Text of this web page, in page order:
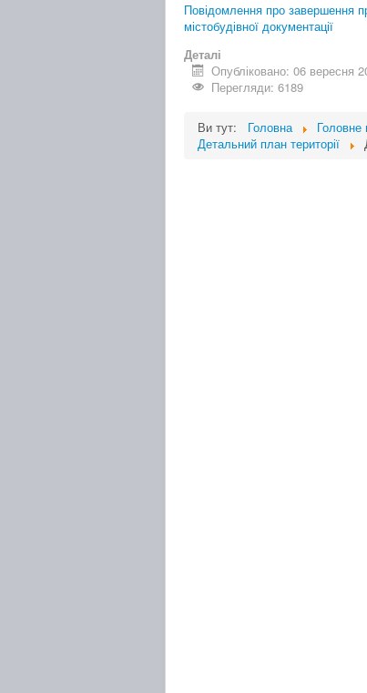
Повідомлення про завершення
містобудівної документації
Деталі
Опубліковано: 06 вересня
Перегляди: 6189
Ви тут: Головна
Детальний план території